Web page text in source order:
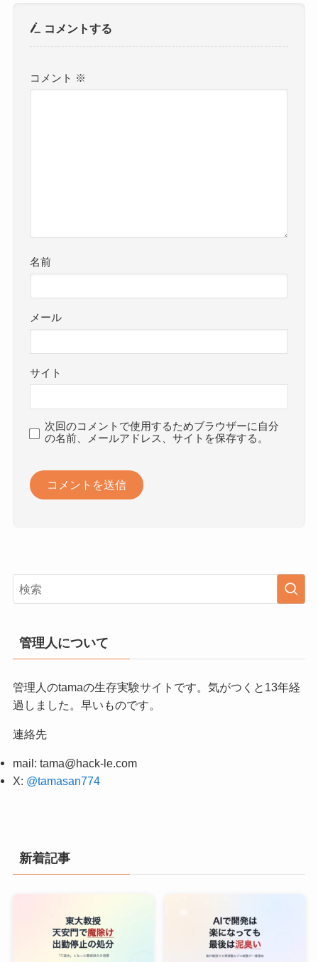
コメントする
コメント ※
名前
メール
サイト
次回のコメントで使用するためブラウザーに自分
の名前、メールアドレス、サイトを保存する。
管理人について
管理人のtamaの生存実験サイトです。気がつくと13年経
過しました。早いものです。
連絡先
mail: tama@hack-le.com
X: @tamasan774
新着記事